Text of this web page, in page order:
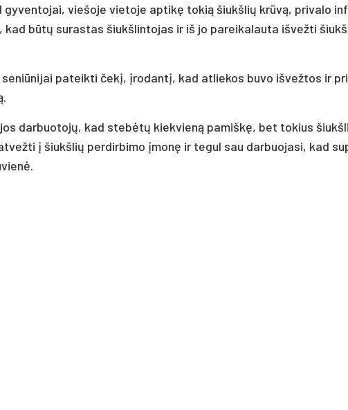
gyventojai, viešoje vietoje aptikę tokią šiukšlių krūvą, privalo
būtų surastas šiukšlintojas ir iš jo pareikalauta išvežti
pateikti čekį, įrodantį, kad atliekos buvo išvežtos ir
darbuotojų, kad stebėtų kiekvieną pamiškę, bet tokius
į šiukšlių perdirbimo įmonę ir tegul sau darbuojasi, kad